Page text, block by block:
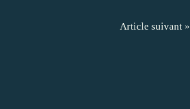
Article suivant »